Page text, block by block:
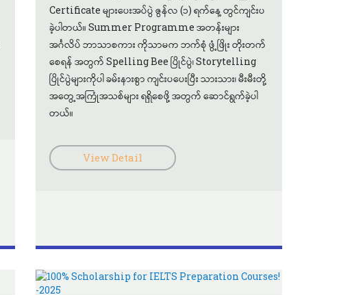
Certificate များပေးအပ်ပွဲ ဇွန်လ (၁) ရက်နေ့ တွင်ကျင်းပ
ခဲ့ပါတယ်။ Summer Programme အတန်းများ
အင်္ဂလိပ် ဘာသာစကား ကိုသာမက ဘက်စုံ ဖွံ့ဖြိုး တိုးတက်
စေရန် အတွက် Spelling Bee ပြိုင်ပွဲ၊ Storytelling
ပြိုင်ပွဲများကိုပါ ခမ်းနားစွာ ကျင်းပပေးပြီး သားသား၊ မီးမီးတို့
အတွေ့အကြုံအသစ်များ ရရှိစေဖို့ အတွက် ဆောင်ရွက်ခဲ့ပါ
တယ်။
View Detail